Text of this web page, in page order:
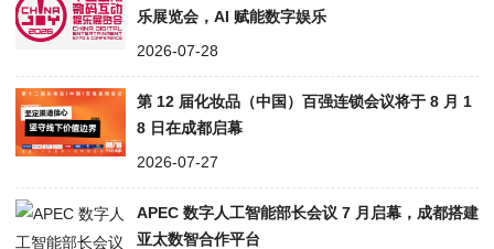
乐展览会，AI 赋能数字娱乐
2026-07-28
第 12 届化妆品（中国）百强连锁会议将于 8 月 1
8 日在成都启幕
2026-07-27
APEC 数字人工智能部长会议 7 月启幕，成都搭建
亚太数智合作平台